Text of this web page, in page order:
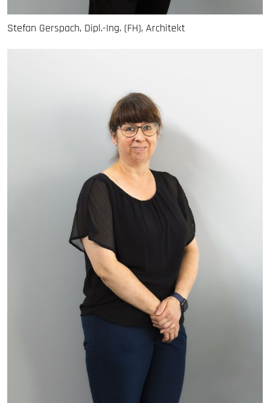
Stefan Gerspach, Dipl.-Ing. (FH), Architekt